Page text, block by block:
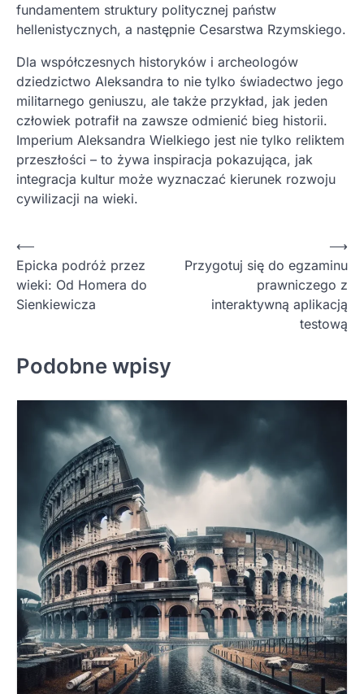
fundamentem struktury politycznej państw
hellenistycznych, a następnie Cesarstwa Rzymskiego.
Dla współczesnych historyków i archeologów
dziedzictwo Aleksandra to nie tylko świadectwo jego
militarnego geniuszu, ale także przykład, jak jeden
człowiek potrafił na zawsze odmienić bieg historii.
Imperium Aleksandra Wielkiego jest nie tylko reliktem
przeszłości – to żywa inspiracja pokazująca, jak
integracja kultur może wyznaczać kierunek rozwoju
cywilizacji na wieki.
Nawigacja
wpisu
⟵
Epicka podróż przez
wieki: Od Homera do
Sienkiewicza
Przygotuj się do egzaminu
prawniczego z
interaktywną aplikacją
testową
⟶
Podobne wpisy